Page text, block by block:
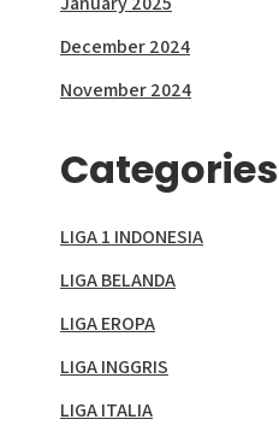
December 2024
November 2024
Categories
LIGA 1 INDONESIA
LIGA BELANDA
LIGA EROPA
LIGA INGGRIS
LIGA ITALIA